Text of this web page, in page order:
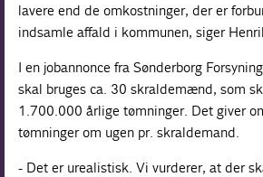
lavere end de omkostninger, der er
indsamle affald i kommunen, siger
I en jobannonce fra Sønderborg
skal bruges ca. 30 skraldemænd, som
1.700.000 årlige tømninger. Det giver
tømninger om ugen pr. skraldemand.
- Det er urealistisk. Vi vurderer, at der